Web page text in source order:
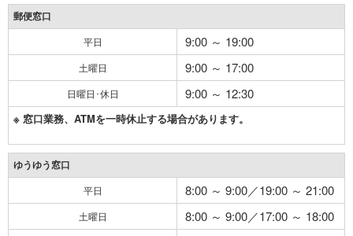
郵便窓口
平日 9:00 ～ 19:00
土曜日 9:00 ～ 17:00
日曜日･休日 9:00 ～ 12:30
※ 窓口業務、ATMを一時休止する場合があります。
ゆうゆう窓口
平日 8:00 ～ 9:00／19:00 ～ 21:00
土曜日 8:00 ～ 9:00／17:00 ～ 18:00